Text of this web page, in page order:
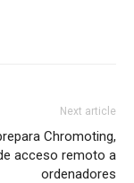
Next article
Chromoting,
acceso remoto a
ordenadores